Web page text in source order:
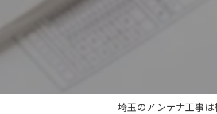
埼玉のアンテナ工事は